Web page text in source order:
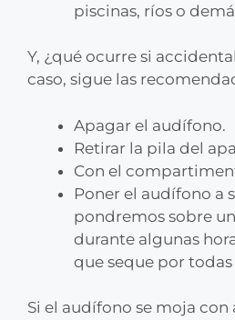
piscinas, ríos o
Y, ¿qué ocurre si
caso, sigue las
Apagar el audífono.
Retirar la pila del
Con el
Poner el audífono a
pondremos sobre
durante algunas
que seque por
Si el audífono se moja